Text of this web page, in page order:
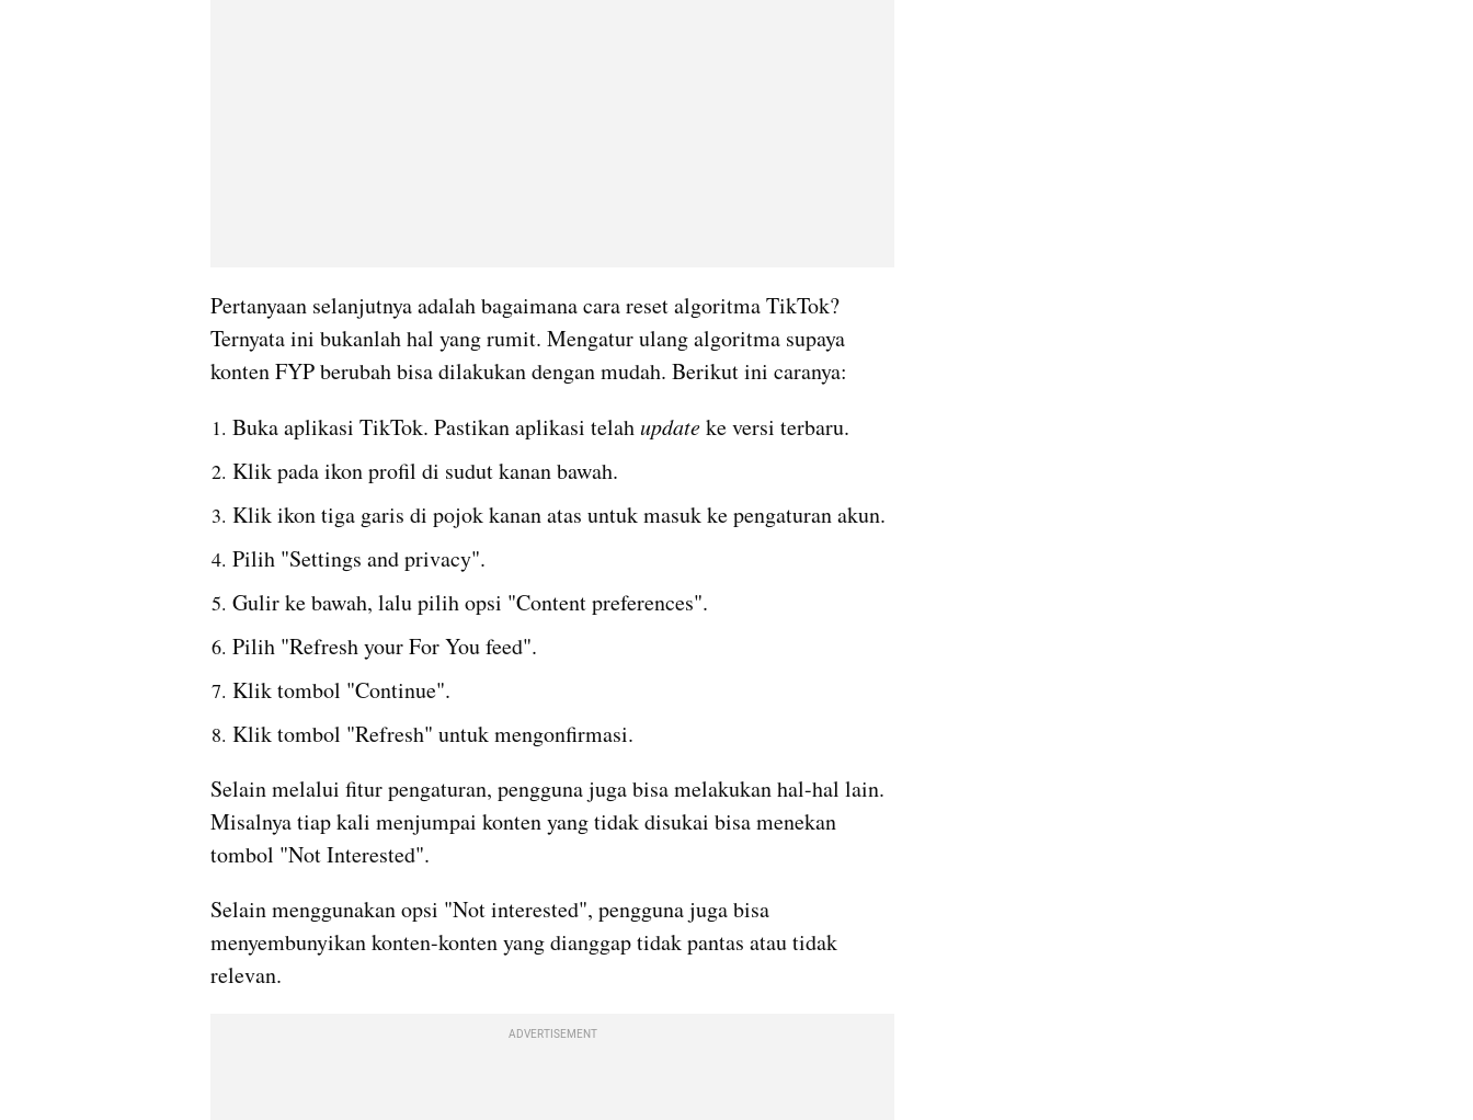
Pertanyaan selanjutnya adalah bagaimana cara reset algoritma TikTok?
Ternyata ini bukanlah hal yang rumit. Mengatur ulang algoritma supaya
konten FYP berubah bisa dilakukan dengan mudah. Berikut ini caranya:
Buka aplikasi TikTok. Pastikan aplikasi telah update ke versi terbaru.
Klik pada ikon profil di sudut kanan bawah.
Klik ikon tiga garis di pojok kanan atas untuk masuk ke pengaturan akun.
Pilih "Settings and privacy".
Gulir ke bawah, lalu pilih opsi "Content preferences".
Pilih "Refresh your For You feed".
Klik tombol "Continue".
Klik tombol "Refresh" untuk mengonfirmasi.
Selain melalui fitur pengaturan, pengguna juga bisa melakukan hal-hal lain.
Misalnya tiap kali menjumpai konten yang tidak disukai bisa menekan
tombol "Not Interested".
Selain menggunakan opsi "Not interested", pengguna juga bisa
menyembunyikan konten-konten yang dianggap tidak pantas atau tidak
relevan.
ADVERTISEMENT